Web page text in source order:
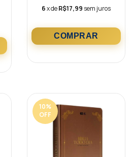
6x deR$17,99 sem juros
10%
OFF